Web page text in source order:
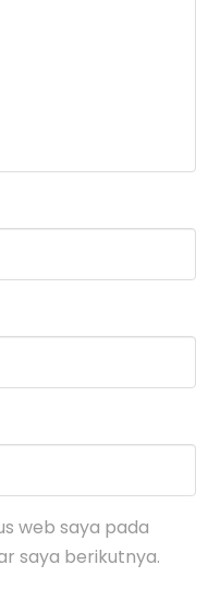
web saya pada
saya berikutnya.